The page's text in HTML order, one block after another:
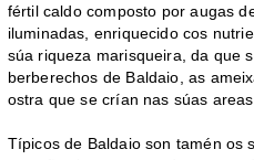
fértil caldo composto por augas
iluminadas, enriquecido cos
súa riqueza marisqueira, da que
berberechos de Baldaio, as
ostra que se crían nas súas
Típicos de Baldaio son tamén os